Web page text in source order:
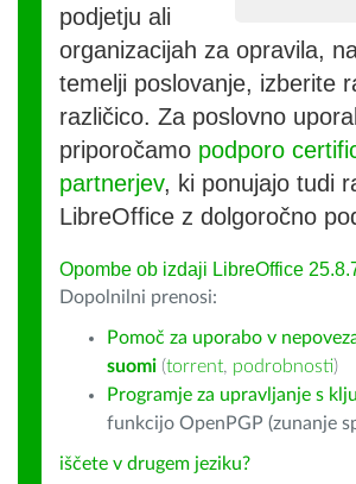
podjetju ali
organizacijah za opravila,
temelji poslovanje, izberite
različico. Za poslovno
priporočamo podporo
partnerjev, ki ponujajo tudi
LibreOffice z dolgoročno
Opombe ob izdaji LibreOffice
Dopolnilni prenosi:
Pomoč za uporabo v
suomi (torrent, podrobnosti)
Programje za upravljanje s
funkcijo OpenPGP (zunanje
iščete v drugem jeziku?